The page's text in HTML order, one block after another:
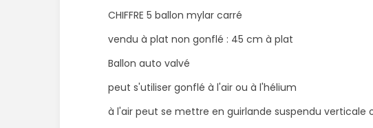
CHIFFRE 5 ballon mylar carré
vendu à plat non gonflé : 45 cm à plat
Ballon auto valvé
peut s'utiliser gonflé à l'air ou à l'hélium
à l'air peut se mettre en guirlande suspendu verticale